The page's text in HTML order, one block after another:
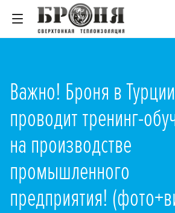
Важно! Броня в Турции
проводит тренинг-
на производстве
промышленного
предприятия!